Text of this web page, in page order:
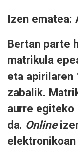
Izen ematea:
Bertan parte
matrikula
eta apirilaren
zabalik.
aurre egiteko
da. Online
elektronikoan